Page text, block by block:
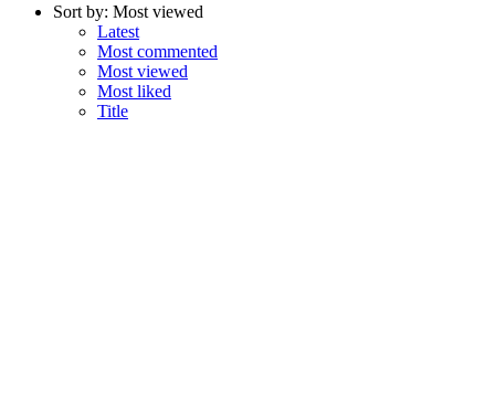
Sort by: Most viewed
Latest
Most commented
Most viewed
Most liked
Title